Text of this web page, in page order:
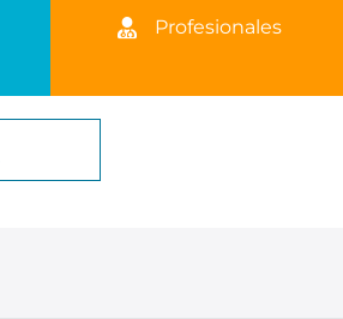
Profesionales